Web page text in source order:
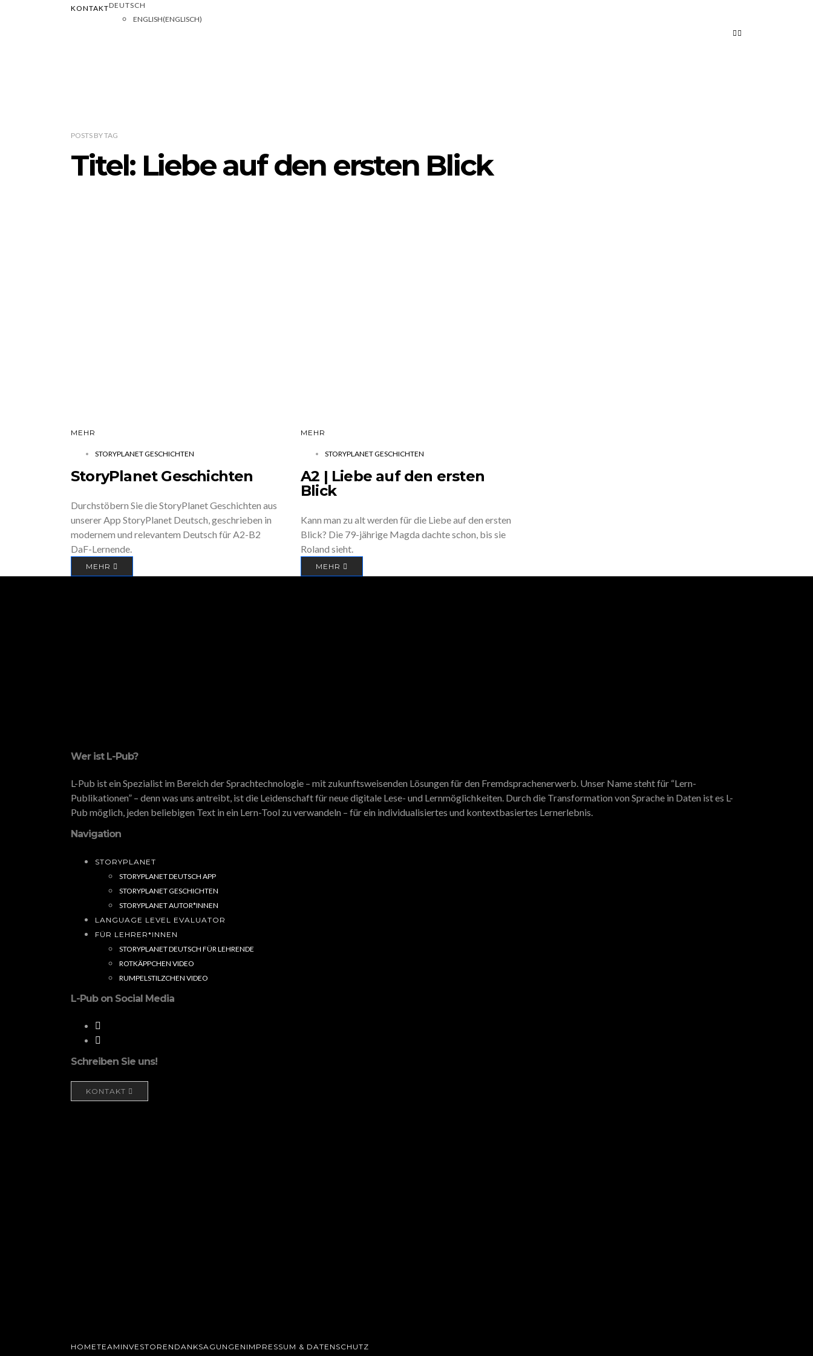
KONTAKTDEUTSCH
ENGLISH(ENGLISCH)
POSTS BYTAG
Titel: Liebe auf den ersten Blick
MEHR
STORYPLANET GESCHICHTEN
StoryPlanet Geschichten
Durchstöbern Sie die StoryPlanet Geschichten aus
unserer App StoryPlanet Deutsch, geschrieben in
modernem und relevantem Deutsch für A2-B2
DaF-Lernende.
MEHR
MEHR
STORYPLANET GESCHICHTEN
A2 | Liebe auf den ersten
Blick
Kann man zu alt werden für die Liebe auf den ersten
Blick? Die 79-jährige Magda dachte schon, bis sie
Roland sieht.
MEHR
Wer ist L-Pub?
L-Pub ist ein Spezialist im Bereich der Sprachtechnologie – mit zukunftsweisenden Lösungen für den Fremdsprachenerwerb. Unser Name steht für “Lern-
Publikationen” – denn was uns antreibt, ist die Leidenschaft für neue digitale Lese- und Lernmöglichkeiten. Durch die Transformation von Sprache in Daten ist es L-
Pub möglich, jeden beliebigen Text in ein Lern-Tool zu verwandeln – für ein individualisiertes und kontextbasiertes Lernerlebnis.
Navigation
STORYPLANET
STORYPLANET DEUTSCH APP
STORYPLANET GESCHICHTEN
STORYPLANET AUTOR*INNEN
LANGUAGE LEVEL EVALUATOR
FÜR LEHRER*INNEN
STORYPLANET DEUTSCH FÜR LEHRENDE
ROTKÄPPCHEN VIDEO
RUMPELSTILZCHEN VIDEO
L-Pub on Social Media
Schreiben Sie uns!
KONTAKT
HOMETEAM INVESTOREN DANKSAGUNGEN IMPRESSUM & DATENSCHUTZ